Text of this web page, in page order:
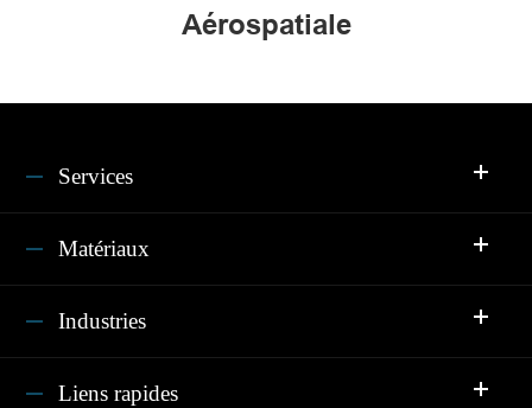
Aérospatiale
Services
Matériaux
Industries
Liens rapides